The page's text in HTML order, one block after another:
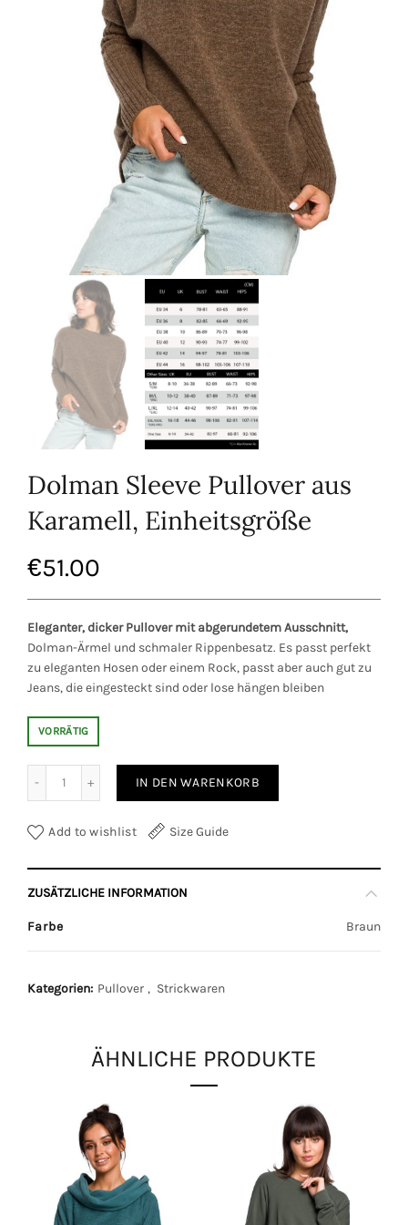
Dolman Sleeve Pullover aus
Karamell, Einheitsgröße
€51.00
Eleganter, dicker Pullover mit abgerundetem Ausschnitt,
Dolman-Ärmel und schmaler Rippenbesatz. Es passt perfekt
zu eleganten Hosen oder einem Rock, passt aber auch gut zu
Jeans, die eingesteckt sind oder lose hängen bleiben
VORRÄTIG
IN DEN WARENKORB
Add to wishlist Size Guide
ZUSÄTZLICHE INFORMATION
Farbe Braun
Kategorien: Pullover , Strickwaren
ÄHNLICHE PRODUKTE